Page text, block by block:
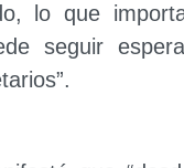
lo que
seguir